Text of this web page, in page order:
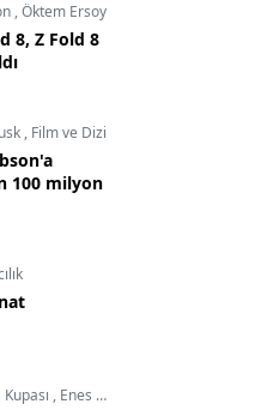
,Öktem Ersoy
8, Z Fold 8
, Film ve Dizi
100 milyon
, Enes Demircioğlu